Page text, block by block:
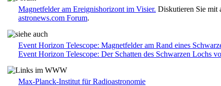
Magnetfelder am Ereignishorizont im Visier. Diskutieren Sie mit
astronews.com Forum.
Event Horizon Telescope: Magnetfelder am Rand eines
Event Horizon Telescope: Der Schatten des Schwarzen Lochs
Max-Planck-Institut für Radioastronomie